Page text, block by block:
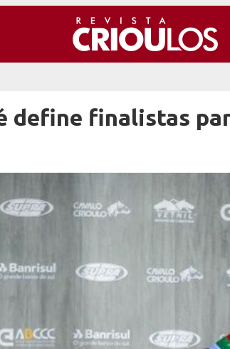
define finalistas